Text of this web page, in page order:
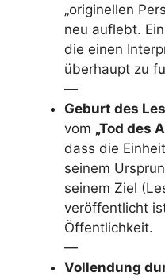
„originellen
neu auflebt.
die einen
überhaupt zu
—
Geburt des
vom „Tod des
dass die
seinem
seinem Ziel
veröffentlicht
Öffentlichkeit.
—
Vollendung